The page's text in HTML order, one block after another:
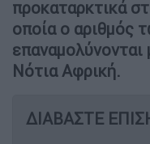
προκαταρκτικά
οποία ο αριθμός
επαναμολύνονται
Νότια Αφρική.
ΔΙΑΒΑΣΤΕ